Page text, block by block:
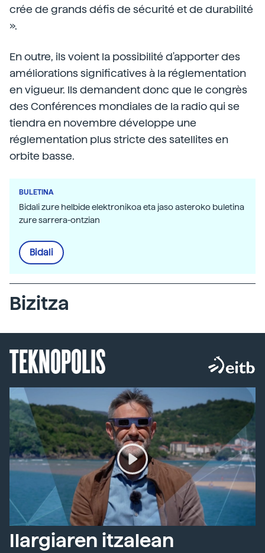
crée de grands défis de sécurité et de durabilité
».
En outre, ils voient la possibilité d'apporter des
améliorations significatives à la réglementation
en vigueur. Ils demandent donc que le congrès
des Conférences mondiales de la radio qui se
tiendra en novembre développe une
réglementation plus stricte des satellites en
orbite basse.
BULETINA
Bidali zure helbide elektronikoa eta jaso asteroko buletina
zure sarrera-ontzian
Bidali
Bizitza
TEKNOPOLIS
Ilargiaren itzalean